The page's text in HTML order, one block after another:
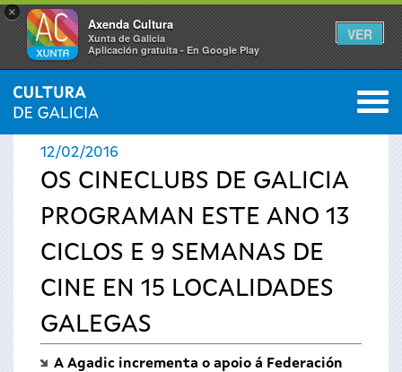
×
Axenda Cultura
Xunta de Galicia
Aplicación gratuíta - En Google Play
VER
Vostede
está
aquí
INICIO › ACTUALIDADE 0
12/02/2016
OS CINECLUBS DE GALICIA
PROGRAMAN ESTE ANO 13
CICLOS E 9 SEMANAS DE
CINE EN 15 LOCALIDADES
GALEGAS
A Agadic incrementa o apoio á Federación